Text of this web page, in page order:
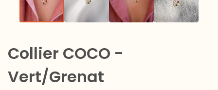
Collier COCO -
Vert/Grenat